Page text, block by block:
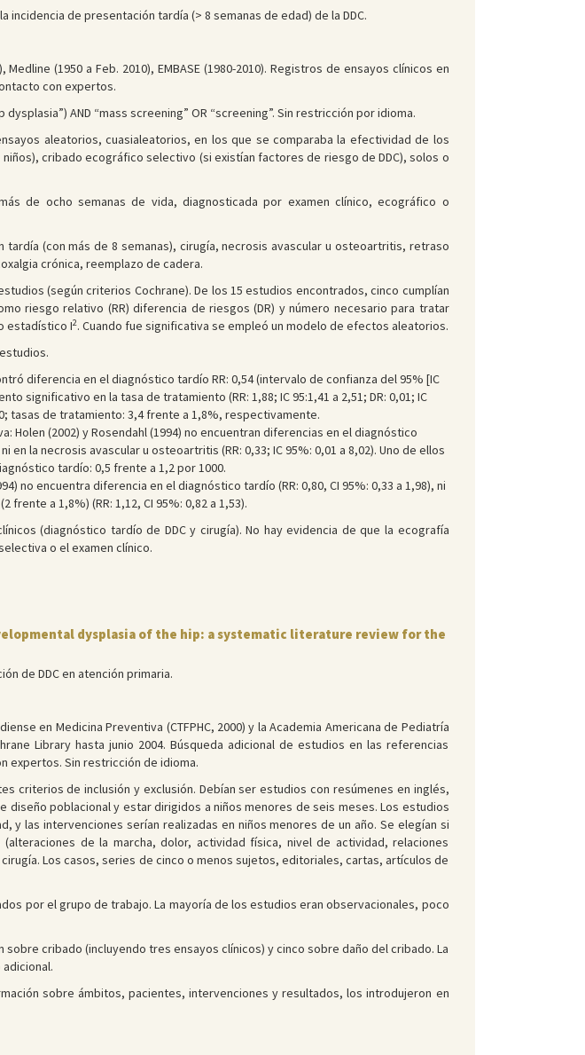
de presentación tardía (> 8 semanas de edad) de la DDC.
(1950 a Feb. 2010), EMBASE (1980-2010). Registros de ensayos clínicos en
con expertos.
AND “mass screening” OR “screening”. Sin restricción por idioma.
aleatorios, cuasialeatorios, en los que se comparaba la efectividad de los
cribado ecográfico selectivo (si existían factores de riesgo de DDC), solos o
de ocho semanas de vida, diagnosticada por examen clínico, ecográfico o
(con más de 8 semanas), cirugía, necrosis avascular u osteoartritis, retraso
crónica, reemplazo de cadera.
(según criterios Cochrane). De los 15 estudios encontrados, cinco cumplían
riesgo relativo (RR) diferencia de riesgos (DR) y número necesario para tratar
estadístico I2. Cuando fue significativa se empleó un modelo de efectos aleatorios.
diferencia en el diagnóstico tardío RR: 0,54 (intervalo de confianza del 95% [IC
significativo en la tasa de tratamiento (RR: 1,88; IC 95:1,41 a 2,51; DR: 0,01; IC
tasas de tratamiento: 3,4 frente a 1,8%, respectivamente.
(2002) y Rosendahl (1994) no encuentran diferencias en el diagnóstico
en la necrosis avascular u osteoartritis (RR: 0,33; IC 95%: 0,01 a 8,02). Uno de ellos
tardío: 0,5 frente a 1,2 por 1000.
no encuentra diferencia en el diagnóstico tardío (RR: 0,80, CI 95%: 0,33 a 1,98), ni
frente a 1,8%) (RR: 1,12, CI 95%: 0,82 a 1,53).
(diagnóstico tardío de DDC y cirugía). No hay evidencia de que la ecografía
o el examen clínico.
dysplasia of the hip: a systematic literature review for the
de DDC en atención primaria.
en Medicina Preventiva (CTFPHC, 2000) y la Academia Americana de Pediatría
Library hasta junio 2004. Búsqueda adicional de estudios en las referencias
expertos. Sin restricción de idioma.
criterios de inclusión y exclusión. Debían ser estudios con resúmenes en inglés,
diseño poblacional y estar dirigidos a niños menores de seis meses. Los estudios
las intervenciones serían realizadas en niños menores de un año. Se elegían si
de la marcha, dolor, actividad física, nivel de actividad, relaciones
Los casos, series de cinco o menos sujetos, editoriales, cartas, artículos de
por el grupo de trabajo. La mayoría de los estudios eran observacionales, poco
cribado (incluyendo tres ensayos clínicos) y cinco sobre daño del cribado. La
sobre ámbitos, pacientes, intervenciones y resultados, los introdujeron en